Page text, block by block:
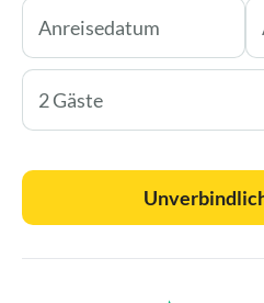
2 Gäste